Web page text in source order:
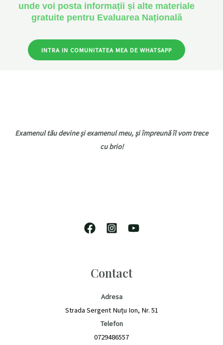
unde voi posta informații și alte materiale
gratuite pentru Evaluarea Națională
INTRA IN COMUNITATEA MEA DE WHATSAPP
Examenul tău devine și examenul meu, și împreună îl vom trece
cu brio!
Contact
Adresa
Strada Sergent Nuțu Ion, Nr. 51
Telefon
0729486557